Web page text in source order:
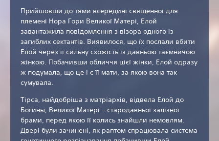
Прийшовши до тями всередині священної для
племені Нора Гори Великої Матері, Елой
завантажила повідомлення з візора одного із
загиблих сектантів. Виявилося, що їх послали вбити
Елой через її сильну схожість із давньою таємничою
жінкою. Побачивши обличчя цієї жінки, Елой одразу
ж подумала, що це і є її мати, за якою вона так
сумувала.
Тірса, найдобріша з матріархів, відвела Елой до
Богины, Великої Матері – стародавньої залізної
брами, перед якою її колись знайшли немовлям.
Двері були зачинені, як раптом спрацювала система